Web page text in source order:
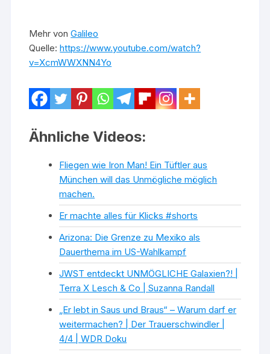
Mehr vonGalileo
Quelle:https://www.youtube.com/watch?
v=XcmWWXNN4Yo
Ähnliche Videos:
Fliegen wie Iron Man! Ein Tüftler aus
München will das Unmögliche möglich
machen.
Er machte alles für Klicks #shorts
Arizona: Die Grenze zu Mexiko als
Dauerthema im US-Wahlkampf
JWST entdeckt UNMÖGLICHE Galaxien?! |
Terra X Lesch & Co | Suzanna Randall
„Er lebt in Saus und Braus“ – Warum darf er
weitermachen? | Der Trauerschwindler |
4/4 | WDR Doku